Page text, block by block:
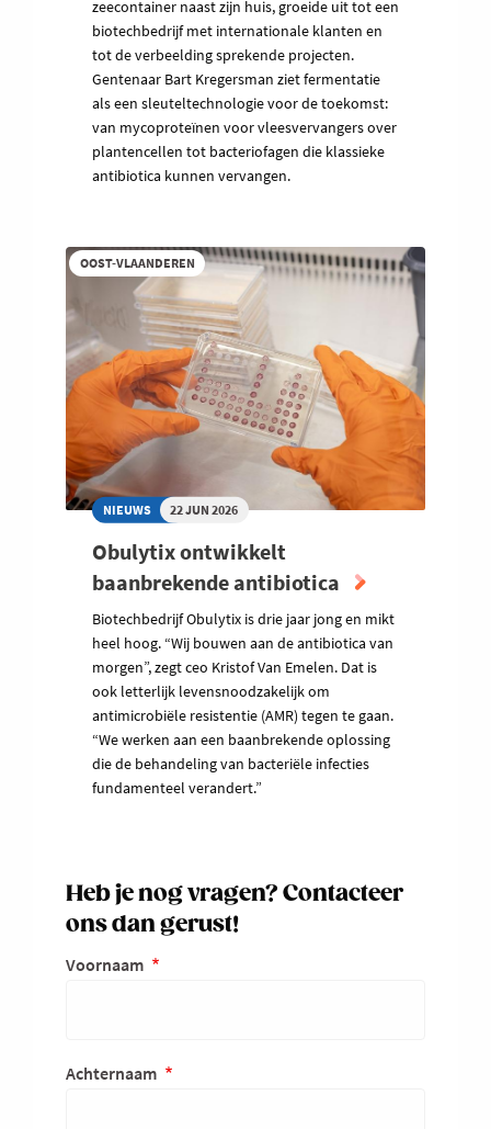
zeecontainer naast zijn huis, groeide uit tot een
biotechbedrijf met internationale klanten en
tot de verbeelding sprekende projecten.
Gentenaar Bart Kregersman ziet fermentatie
als een sleuteltechnologie voor de toekomst:
van mycoproteïnen voor vleesvervangers over
plantencellen tot bacteriofagen die klassieke
antibiotica kunnen vervangen.
OOST-VLAANDEREN
NIEUWS 22 JUN 2026
Obulytix ontwikkelt
baanbrekende antibiotica
Biotechbedrijf Obulytix is drie jaar jong en mikt
heel hoog. “Wij bouwen aan de antibiotica van
morgen”, zegt ceo Kristof Van Emelen. Dat is
ook letterlijk levensnoodzakelijk om
antimicrobiële resistentie (AMR) tegen te gaan.
“We werken aan een baanbrekende oplossing
die de behandeling van bacteriële infecties
fundamenteel verandert.”
Heb je nog vragen? Contacteer
ons dan gerust!
Voornaam
Achternaam